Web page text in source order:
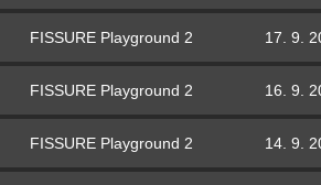
FISSURE Playground 2 17. 9.
FISSURE Playground 2 16. 9.
FISSURE Playground 2 14. 9.